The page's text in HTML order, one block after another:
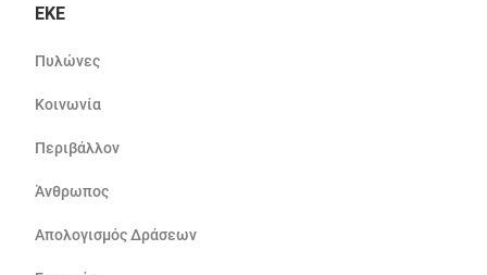
ΕΚΕ
Πυλώνες
Κοινωνία
Περιβάλλον
Άνθρωπος
Απολογισμός Δράσεων